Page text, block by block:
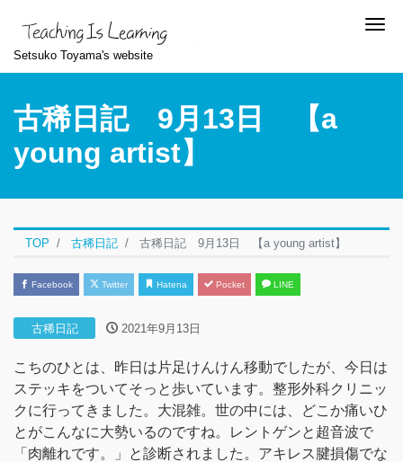
Setsuko Toyama's website
古稀日記 9月13日 【a
young artist】
TOP 古稀日記 古稀日記 9月13日 【a young artist】
Facebook Twitter Hatena Pocket LINE
古稀日記 2021年9月13日
こちのひとは、昨日は片足けんけん移動でしたが、今日は
ステッキをついてそっと歩いています。整形外科クリニッ
クに行ってきました。大混雑。世の中には、どこか痛いひ
とがこんなに大勢いるのですね。レントゲンと超音波で
「肉離れです。」と診断されました。アキレス腱損傷でな